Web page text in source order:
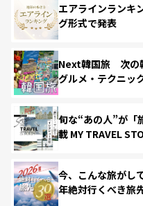
エアラインランキ
グ形式で発表
Next韓国旅 次の
グルメ・テクニッ
旬な“あの人”が「
載 MY TRAVEL
今、こんな旅がし
年絶対行くべき旅